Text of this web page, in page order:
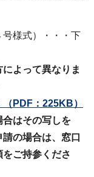
号様式）・・・下
よって異なりま
（PDF：225KB）
合はその写しを
の場合は、窓⼝
ご持参くださ